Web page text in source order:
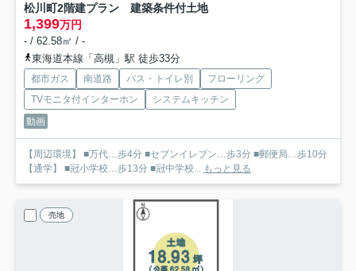
松川町2階建プラン 建築条件付土地
1,399万円
- / 62.58㎡ / -
東海道本線「高槻」駅 徒歩33分
都市ガス 南道路 バス・トイレ別
フローリング
TVモニタ付インターホン
システムキッチン
動画
【周辺環境】 ■万代…歩4分 ■セブンイレブン…歩3分 ■郵便局…歩10分
【通学】 ■冠小学校…歩13分 ■冠中学校... もっと見る
売地